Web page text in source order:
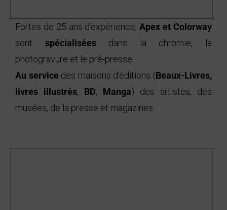
Fortes de 25 ans d’expérience,Apex et Colorway
sont spécialiséesdans la chromie, la
photogravure et le pré-presse.
Au service des maisons d’éditions (Beaux-Livres,
livres illustrés, BD, Manga) des artistes, des
musées, de la presse et magazines.